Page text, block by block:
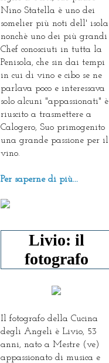
Nino Statella è uno dei
somelier più noti dell' isola
nonchè uno dei più grandi
Chef conosciuti in tutta la
Penisola, che sin dai tempi
in cui di vino e cibo se ne
parlava poco e interessava
solo alcuni "appassionati" è
riuscito a trasmettere a
Calogero, Suo primogenito
una grande passione per il
vino.
Per saperne di più...
Livio: il
fotografo
Il fotografo della Cucina
degli Angeli è Livio, 53
anni, nato a Mestre (ve)
appassionato di musica e